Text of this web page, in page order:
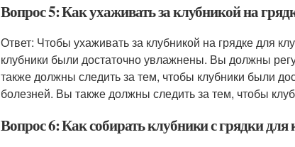
Вопрос 5: Как ухаживать за клубникой на
Ответ: Чтобы ухаживать за клубникой на грядке для
клубники были достаточно увлажнены. Вы должны
также должны следить за тем, чтобы клубники были
болезней. Вы также должны следить за тем, чтобы
Вопрос 6: Как собирать клубники с грядки